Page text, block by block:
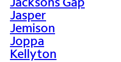
Jasper
Jemison
Joppa
Kellyton